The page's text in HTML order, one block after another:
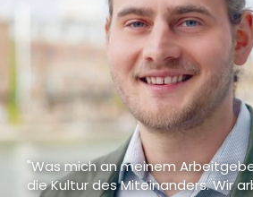
"Was mich an meinem
die Kultur des Miteinanders. Wir